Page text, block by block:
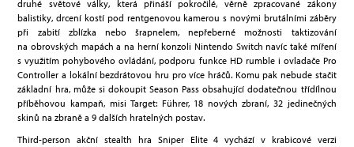
druhé světové války, která přináší pokročilé, věrně zpracované zákony
balistiky, drcení kostí pod rentgenovou kamerou s novými brutálními záběry
při zabití zblízka nebo šrapnelem, nepřeberné možnosti taktizování
na obrovských mapách a na herní konzoli Nintendo Switch navíc také míření
s využitím pohybového ovládání, podporu funkce HD rumble i ovladače Pro
Controller a lokální bezdrátovou hru pro více hráčů. Komu pak nebude stačit
základní hra, může si dokoupit Season Pass obsahující dodatečnou třídílnou
příběhovou kampaň, misi Target: Führer, 18 nových zbraní, 32 jedinečných
skinů na zbraně a 9 dalších hratelných postav.
Third-person akční stealth hra Sniper Elite 4 vychází v krabicové verzi